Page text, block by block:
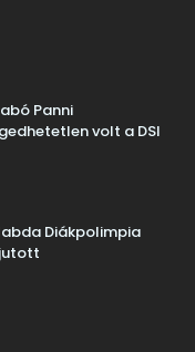
Panni
volt a DSI
Diákpolimpia